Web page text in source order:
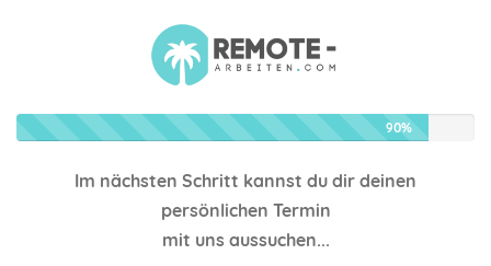
90%
Im nächsten Schritt kannst du dir deinen
persönlichen Termin
mit uns aussuchen...